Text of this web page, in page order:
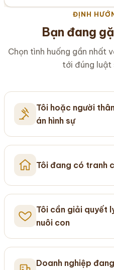
ĐỊNH
Bạn đang
Chọn tình huống gần nhất
tới đúng luật
Tôi hoặc người
án hình sự
Tôi đang có tranh
Tôi cần giải quyết
nuôi con
Doanh nghiệp